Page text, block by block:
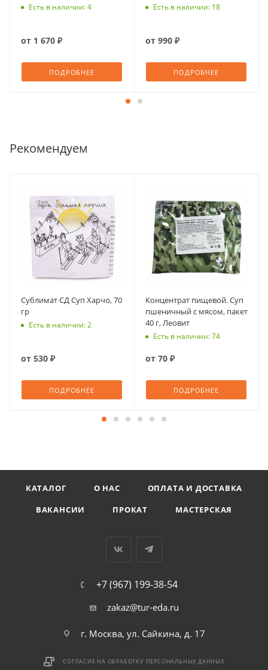
Есть в наличии: 4
от 1 670 ₽
ПОДРОБНЕЕ
Есть в наличии: 18
от 990 ₽
ПОДРОБНЕЕ
Рекомендуем
Сублимат СД Суп Харчо, 70
гр
Есть в наличии: 2
от 530 ₽
ПОДРОБНЕЕ
Концентрат пищевой. Суп
пшеничный с мясом, пакет
40 г, Леовит
Есть в наличии: 74
от 70 ₽
ПОДРОБНЕЕ
КАТАЛОГ О НАС
ОПЛАТА И ДОСТАВКА
ВАКАНСИИ
ПРОКАТ МАСТЕРСКАЯ
+7 (967) 199-38-54
zakaz@tur-eda.ru
г. Москва, ул. Сайкина, д. 17
СОГЛАСИЕ НА ОБРАБОТКУ ПЕРСОНАЛЬНЫХ ДАННЫХ